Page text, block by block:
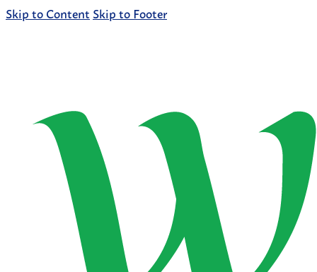
Skip to Content Skip to Footer